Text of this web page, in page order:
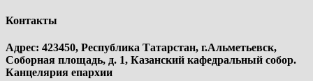
Контакты
Адрес: 423450, Республика Татарстан, г.Альметьевск,
Соборная площадь, д. 1, Казанский кафедральный собор.
Канцелярия епархии